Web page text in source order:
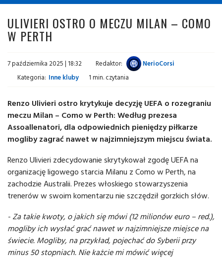
ULIVIERI OSTRO O MECZU MILAN – COMO
W PERTH
7 października 2025 | 18:32 Redaktor:
NerioCorsi
Kategoria: Inne kluby 1 min. czytania
Renzo Ulivieri ostro krytykuje decyzję UEFA o rozegraniu
meczu Milan – Como w Perth: Według prezesa
Assoallenatori, dla odpowiednich pieniędzy piłkarze
mogliby zagrać nawet w najzimniejszym miejscu świata.
Renzo Ulivieri zdecydowanie skrytykował zgodę UEFA na
organizację ligowego starcia Milanu z Como w Perth, na
zachodzie Australii. Prezes włoskiego stowarzyszenia
trenerów w swoim komentarzu nie szczędził gorzkich słów.
- Za takie kwoty, o jakich się mówi (12 milionów euro – red.),
mogliby ich wysłać grać nawet w najzimniejsze miejsce na
świecie. Mogliby, na przykład, pojechać do Syberii przy
minus 50 stopniach. Nie każcie mi mówić więcej